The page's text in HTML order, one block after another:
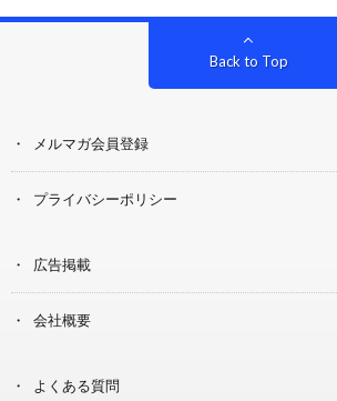
Back to Top
メルマガ会員登録
プライバシーポリシー
広告掲載
会社概要
よくある質問